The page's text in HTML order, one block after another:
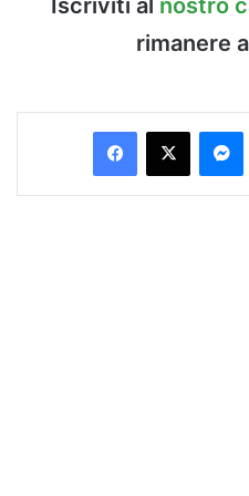
rimanere
Facebook
X